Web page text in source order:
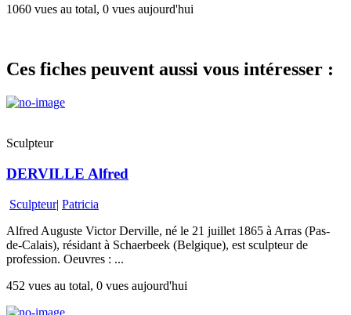
1060 vues au total, 0 vues aujourd'hui
Ces fiches peuvent aussi vous intéresser :
Sculpteur
DERVILLE Alfred
Sculpteur| Patricia
Alfred Auguste Victor Derville, né le 21 juillet 1865 à Arras (Pas-
de-Calais), résidant à Schaerbeek (Belgique), est sculpteur de
profession. Oeuvres : ...
452 vues au total, 0 vues aujourd'hui